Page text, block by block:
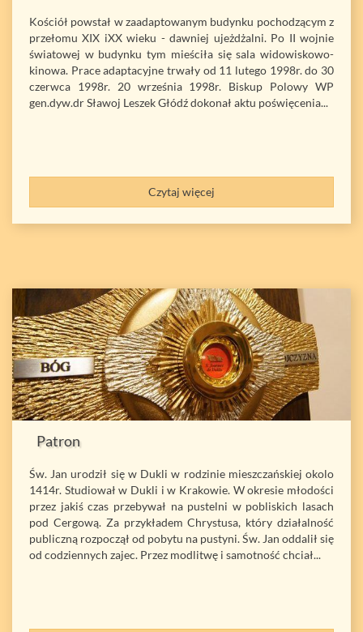
Kościół powstał w zaadaptowanym budynku pochodzącym z
przełomu XIX iXX wieku - dawniej ujeżdżalni. Po II wojnie
światowej w budynku tym mieściła się sala widowiskowo-
kinowa. Prace adaptacyjne trwały od 11 lutego 1998r. do 30
czerwca 1998r. 20 września 1998r. Biskup Polowy WP
gen.dyw.dr Sławoj Leszek Głódź dokonał aktu poświęcenia...
Czytaj więcej
Patron
Św. Jan urodził się w Dukli w rodzinie mieszczańskiej okolo
1414r. Studiował w Dukli i w Krakowie. W okresie młodości
przez jakiś czas przebywał na pustelni w pobliskich lasach
pod Cergową. Za przykładem Chrystusa, który działalność
publiczną rozpoczął od pobytu na pustyni. Św. Jan oddalił się
od codziennych zajec. Przez modlitwę i samotność chciał...